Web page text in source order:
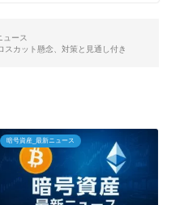
ュース
カット懸念、対策と見通し付き
暗号資産_最新ニュース